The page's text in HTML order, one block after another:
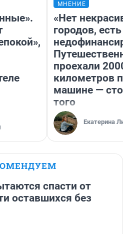
МНЕНИЕ
«Нет
городов, есть
проехали 2000
километров по
машине —
того
Екатерина
спасти от
оставшихся без